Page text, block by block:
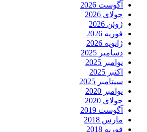
آگوست 2026
جولای 2026
ژوئن 2026
فوریه 2026
ژانویه 2026
دسامبر 2025
نوامبر 2025
اکتبر 2025
سپتامبر 2025
نوامبر 2020
جولای 2020
آگوست 2019
مارس 2018
فوریه 2018